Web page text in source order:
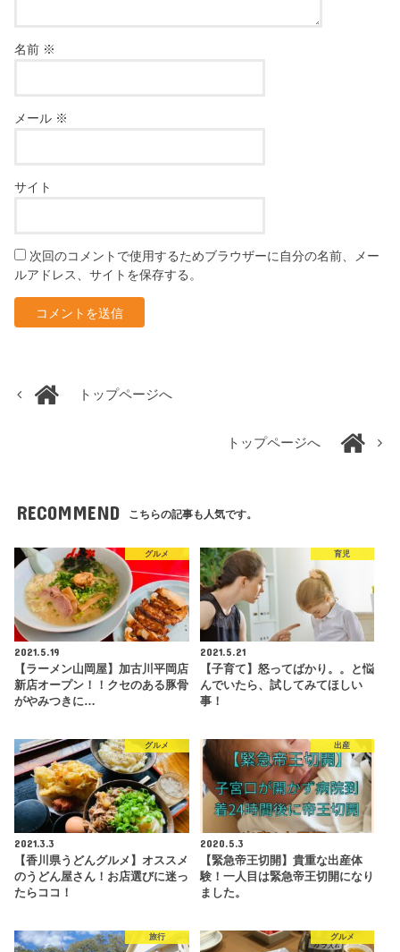
名前 ※
メール ※
サイト
次回のコメントで使用するためブラウザーに自分の名前、メー
ルアドレス、サイトを保存する。
トップページへ
トップページへ
RECOMMEND こちらの記事も人気です。
グルメ
2021.5.19
【ラーメン山岡屋】加古川平岡店
新店オープン！！クセのある豚骨
がやみつきに…
育児
2021.5.21
【子育て】怒ってばかり。。と悩
んでいたら、試してみてほしい
事！
グルメ
2021.3.3
【香川県うどんグルメ】オススメ
のうどん屋さん！お店選びに迷っ
たらココ！
出産
2020.5.3
【緊急帝王切開】貴重な出産体
験！一人目は緊急帝王切開になり
ました。
旅行 グルメ